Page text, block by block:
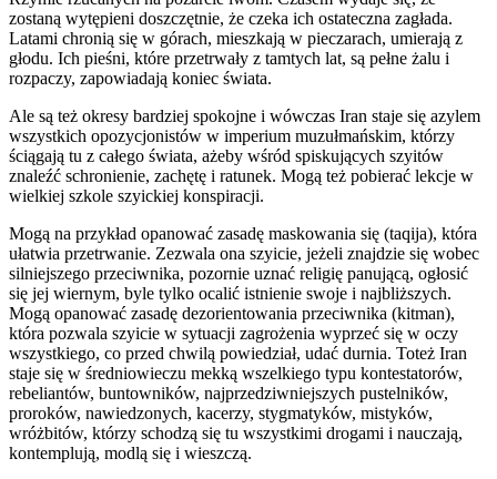
zostaną wytępieni doszczętnie, że czeka ich ostateczna zagłada.
Latami chronią się w górach, mieszkają w pieczarach, umierają z
głodu. Ich pieśni, które przetrwały z tamtych lat, są pełne żalu i
rozpaczy, zapowiadają koniec świata.
Ale są też okresy bardziej spokojne i wówczas Iran staje się azylem
wszystkich opozycjonistów w imperium muzułmańskim, którzy
ściągają tu z całego świata, ażeby wśród spiskujących szyitów
znaleźć schronienie, zachętę i ratunek. Mogą też pobierać lekcje w
wielkiej szkole szyickiej konspiracji.
Mogą na przykład opanować zasadę maskowania się (taqija), która
ułatwia przetrwanie. Zezwala ona szyicie, jeżeli znajdzie się wobec
silniejszego przeciwnika, pozornie uznać religię panującą, ogłosić
się jej wiernym, byle tylko ocalić istnienie swoje i najbliższych.
Mogą opanować zasadę dezorientowania przeciwnika (kitman),
która pozwala szyicie w sytuacji zagrożenia wyprzeć się w oczy
wszystkiego, co przed chwilą powiedział, udać durnia. Toteż Iran
staje się w średniowieczu mekką wszelkiego typu kontestatorów,
rebeliantów, buntowników, najprzedziwniejszych pustelników,
proroków, nawiedzonych, kacerzy, stygmatyków, mistyków,
wróżbitów, którzy schodzą się tu wszystkimi drogami i nauczają,
kontemplują, modlą się i wieszczą.